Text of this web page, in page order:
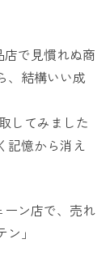
店で見慣れぬ商
、結構いい成
してみました
記憶から消え
ーン店で、売れ
」